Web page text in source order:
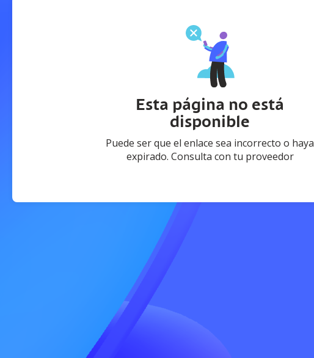
Esta página no está
disponible
Puede ser que el enlace sea incorrecto o haya
expirado. Consulta con tu proveedor